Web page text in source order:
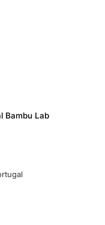
Bambu Lab